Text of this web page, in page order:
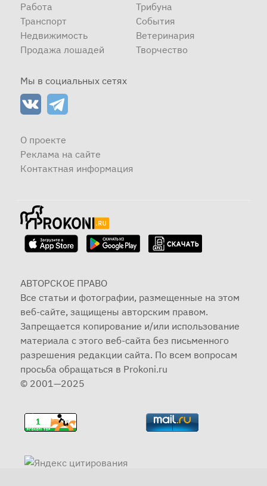
Работа
Транспорт
Недвижимость
Продажа лошадей
Трибуна
События
Ветеринария
Творчество
Мы в социальных сетях
О проекте
Реклама на сайте
Контактная информация
АВТОРСКОЕ ПРАВО
Все статьи и фотографии, размещенные на этом
веб-сайте, защищены авторским правом.
Запрещается копирование и/или использование
материала с этого веб-сайта без письменного
разрешения редакции сайта. По всем вопросам
просьба обращаться в Prokoni.ru
© 2001—2025